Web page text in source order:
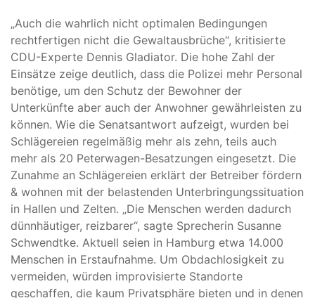
„Auch die wahrlich nicht optimalen Bedingungen
rechtfertigen nicht die Gewaltausbrüche“, kritisierte
CDU-Experte Dennis Gladiator. Die hohe Zahl der
Einsätze zeige deutlich, dass die Polizei mehr Personal
benötige, um den Schutz der Bewohner der
Unterkünfte aber auch der Anwohner gewährleisten zu
können. Wie die Senatsantwort aufzeigt, wurden bei
Schlägereien regelmäßig mehr als zehn, teils auch
mehr als 20 Peterwagen-Besatzungen eingesetzt. Die
Zunahme an Schlägereien erklärt der Betreiber fördern
& wohnen mit der belastenden Unterbringungssituation
in Hallen und Zelten. „Die Menschen werden dadurch
dünnhäutiger, reizbarer“, sagte Sprecherin Susanne
Schwendtke. Aktuell seien in Hamburg etwa 14.000
Menschen in Erstaufnahme. Um Obdachlosigkeit zu
vermeiden, würden improvisierte Standorte
geschaffen, die kaum Privatsphäre bieten und in denen